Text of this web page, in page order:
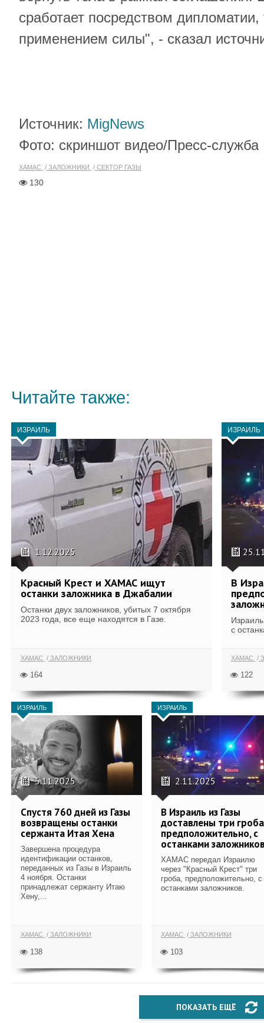
сработает посредством дипломатии,
применением силы", - сказал
Источник: MigNews
Фото: скриншот видео/Пресс-
ХАМАС ЗАЛОЖНИКИ СЕКТОР ГАЗЫ
130
Читайте также:
ИЗРАИЛЬ
1.12.2025
Красный Крест и ХАМАС ищут
останки заложника в Джабалии
Останки двух заложников, убитых 7 октября
2023 года, все еще находятся в Газе.
ХАМАС ЗАЛОЖНИКИ
164
ИЗРАИЛЬ
В
с
ХАМАС
122
ИЗРАИЛЬ
5.11.2025
Спустя 760 дней из Газы
возвращены останки
сержанта Итая Хена
Завершена процедура
идентификации останков,
переданных из Газы в Израиль
4 ноября. Останки
принадлежат сержанту Итаю
Хену,...
ХАМАС ЗАЛОЖНИКИ
138
ИЗРАИЛЬ
2.11.2025
В Израиль из Газы
доставлены три
предположительно, с
останками
ХАМАС передал Израилю
через "Красный Крест" три
гроба, предположительно, с
останками заложников.
ХАМАС ЗАЛОЖНИКИ
103
ПОКАЗАТЬ ЕЩЁ